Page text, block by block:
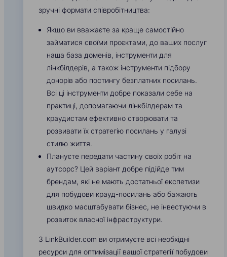
зручні формати співробітництва:
Якщо ви вважаєте за краще самостійно
займатися своїми проєктами, до ваших послуг
наша база доменів, інструменти для
лінкбілдерів, а також інструменти підбору
донорів або постингу безплатних посилань.
Всі ці інструменти добре показали себе на
практиці, допомагаючи лінкбілдерам та
краудистам ефективно створювати та
розвивати їх стратегію посилань у галузі
стилю життя.
Плануєте передати частину своїх робіт на
аутсорс? Цей варіант добре підійде тим
брендам, які не мають достатньої експетизи
для побудови крауд-посилань або бажають
швидко масштабувати бізнес, не інвестуючи в
розвиток власної інфраструктури.
З LinkBuilder.com ви отримуєте всі необхідні
ресурси для оптимізації вашої стратегії побудови